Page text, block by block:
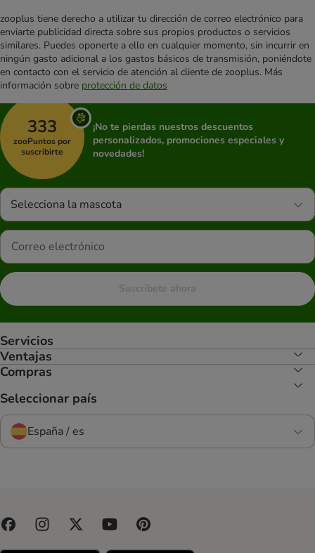
zooplus tiene derecho a utilizar tu dirección de correo electrónico para
enviarte publicidad directa sobre sus propios productos o servicios
similares. Puedes oponerte a ello en cualquier momento, sin incurrir en
ningún gasto adicional a los gastos básicos de transmisión, poniéndote
en contacto con el servicio de atención al cliente de zooplus. Más
información sobre protección de datos
333
zooPuntos por
suscribirte
¡No te pierdas nuestros descuentos
personalizados, promociones especiales y
novedades!
Selecciona la mascota
Suscríbete ahora
Servicios
Ventajas
Compras
Seleccionar país
España / es